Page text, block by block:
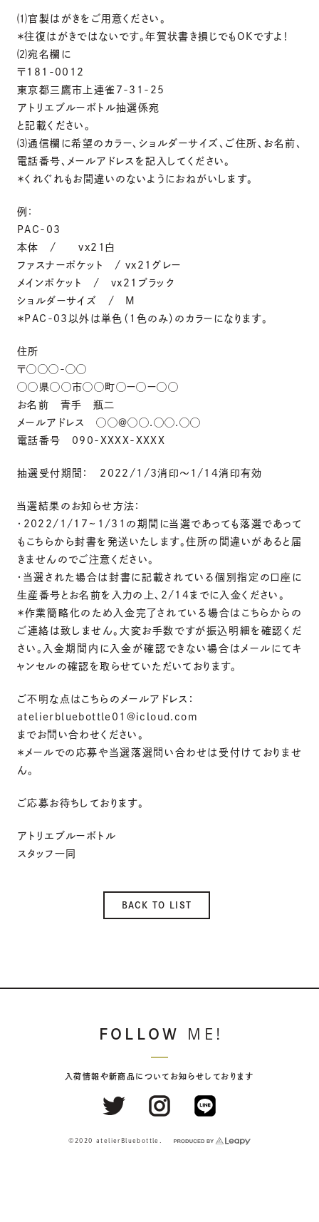
⑴官製はがきをご用意ください。
＊往復はがきではないです。年賀状書き損じでもOKですよ！
⑵宛名欄に
〒181-0012
東京都三鷹市上連雀7-31-25
アトリエブルーボトル抽選係宛
と記載ください。
⑶通信欄に希望のカラー、ショルダーサイズ、ご住所、お名前、
電話番号、メールアドレスを記入してください。
＊くれぐれもお間違いのないようにおねがいします。
例：
PAC-03
本体 / vx21白
ファスナーポケット / vx21グレー
メインポケット / vx21ブラック
ショルダーサイズ / M
＊PAC-03以外は単色（１色のみ）のカラーになります。
住所
〒◯◯◯-◯◯
◯◯県◯◯市◯◯町◯ー◯ー◯◯
お名前 青手 瓶二
メールアドレス ◯◯＠◯◯.◯◯.◯◯
電話番号 090-XXXX-XXXX
抽選受付期間： 2022/1/3消印〜1/14消印有効
当選結果のお知らせ方法：
・2022/1/17~1/31の期間に当選であっても落選であって
もこちらから封書を発送いたします。住所の間違いがあると届
きませんのでご注意ください。
・当選された場合は封書に記載されている個別指定の口座に
生産番号とお名前を入力の上、2/14までに入金ください。
＊作業簡略化のため入金完了されている場合はこちらからの
ご連絡は致しません。大変お手数ですが振込明細を確認くだ
さい。入金期間内に入金が確認できない場合はメールにてキ
ャンセルの確認を取らせていただいております。
ご不明な点はこちらのメールアドレス：
atelierbluebottle01@icloud.com
までお問い合わせください。
＊メールでの応募や当選落選問い合わせは受付けておりませ
ん。
ご応募お待ちしております。
アトリエブルーボトル
スタッフ一同
BACK TO LIST
FOLLOW ME!
入荷情報や新商品についてお知らせしております
©2020 atelierBluebottle.